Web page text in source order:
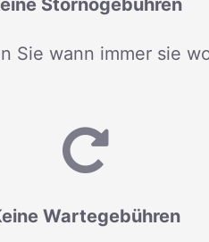
Stornogebühren
Sie wann immer sie
Wartegebühren